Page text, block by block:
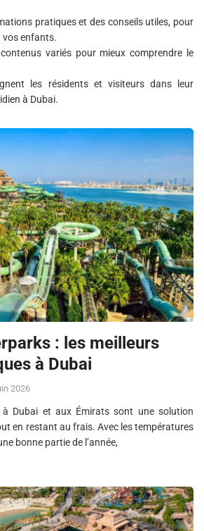
pratiques et des conseils utiles, pour
vos enfants.
variés pour mieux comprendre le
les résidents et visiteurs dans leur
à Dubai.
: les meilleurs
à Dubai
2026
Dubai et aux Émirats sont une solution
en restant au frais. Avec les températures
bonne partie de l’année,